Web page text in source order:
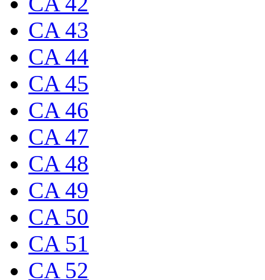
CA 43
CA 44
CA 45
CA 46
CA 47
CA 48
CA 49
CA 50
CA 51
CA 52